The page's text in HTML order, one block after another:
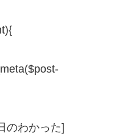
のわかった]